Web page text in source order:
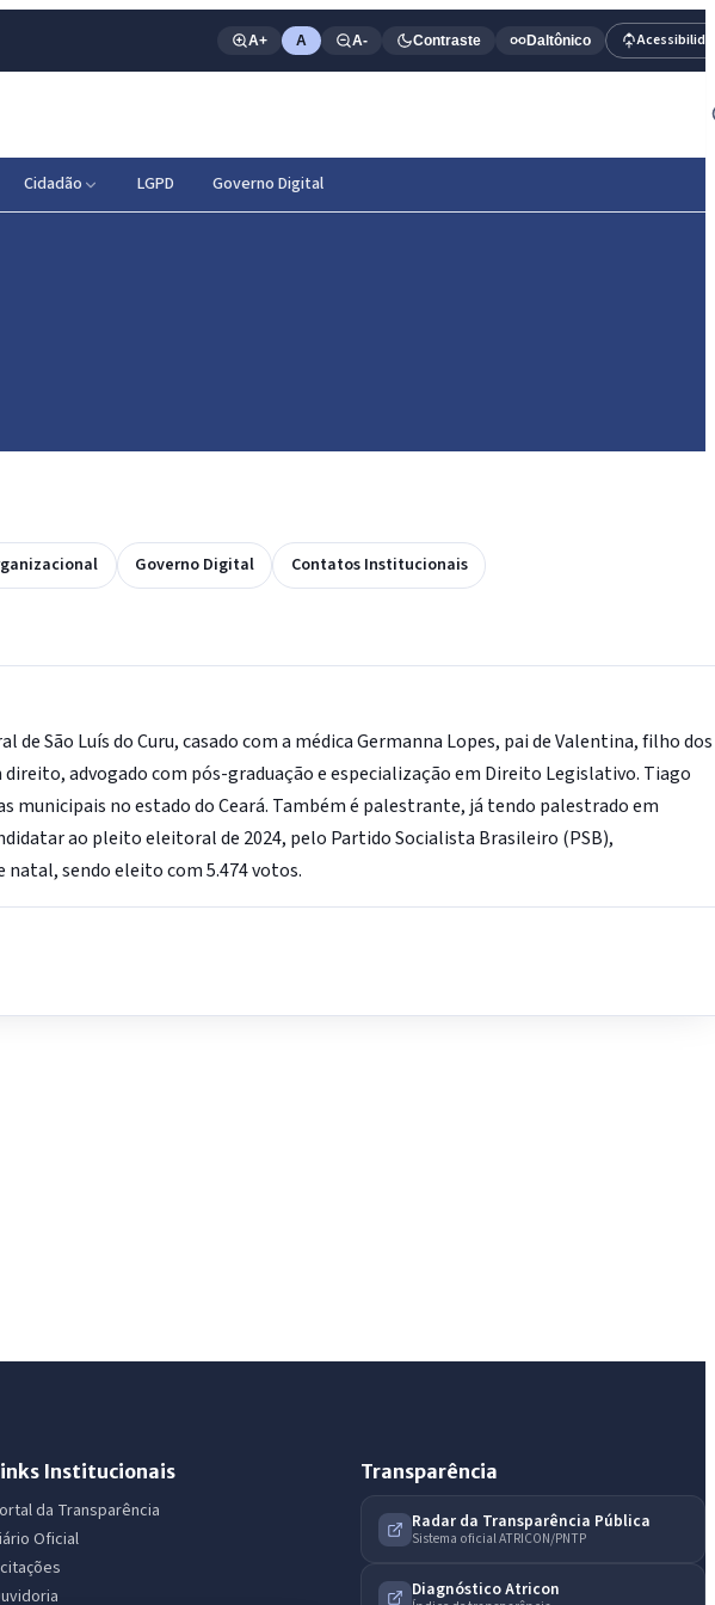
A+ A A- Contraste Daltônico
Cidadão LGPD Governo Digital
Governo Digital Contatos Institucionais
São Luís do Curu, casado com a médica Germanna Lopes, pai de Valentina, filho dos
advogado com pós-graduação e especialização em Direito Legislativo. Tiago
municipais no estado do Ceará. Também é palestrante, já tendo palestrado em
ao pleito eleitoral de 2024, pelo Partido Socialista Brasileiro (PSB),
natal, sendo eleito com 5.474 votos.
Institucionais
da Transparência
Oficial
Transparência
Radar da Transparência Pública
Sistema oficial ATRICON/PNTP
Diagnóstico Atricon
IntGest AI